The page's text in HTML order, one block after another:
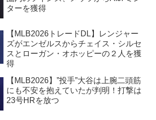
ターを獲得
【MLB2026トレードDL】レンジャー
ズがエンゼルスからチェイス・シルセ
スとローガン・オホッピーの２人を獲
得
【MLB2026】”投手”大谷は上腕二頭筋
にも不安を抱えていたが判明！打撃は
23号HRを放つ